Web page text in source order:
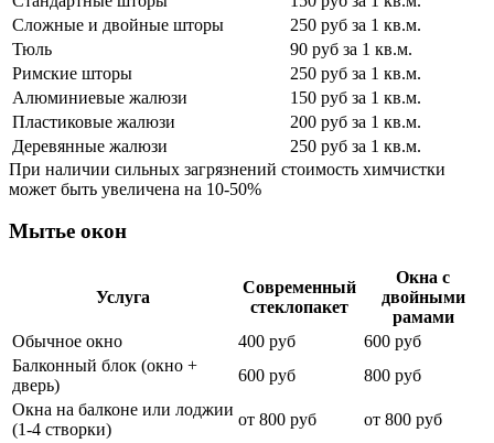
Сложные и двойные шторы
250 руб за 1 кв.м.
Тюль
90 руб за 1 кв.м.
Римские шторы
250 руб за 1 кв.м.
Алюминиевые жалюзи
150 руб за 1 кв.м.
Пластиковые жалюзи
200 руб за 1 кв.м.
Деревянные жалюзи
250 руб за 1 кв.м.
При наличии сильных загрязнений стоимость химчистки
может быть увеличена на 10-50%
Мытье окон
Услуга
Современный
стеклопакет
Окна с
двойными
рамами
Обычное окно
400 руб
600 руб
Балконный блок (окно +
дверь)
600 руб
800 руб
Окна на балконе или лоджии
(1-4 створки)
от 800 руб
от 800 руб